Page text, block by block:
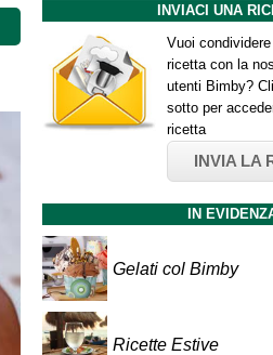
INVIACI UNA
Vuoi
ricetta con la
utenti Bimby?
sotto per
ricetta
INVIA LA
IN
Gelati col Bimby
Ricette Estive